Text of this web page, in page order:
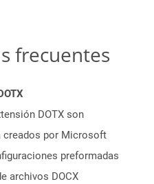
frecuentes
DOTX son
creados por Microsoft
preformadas
archivos DOCX